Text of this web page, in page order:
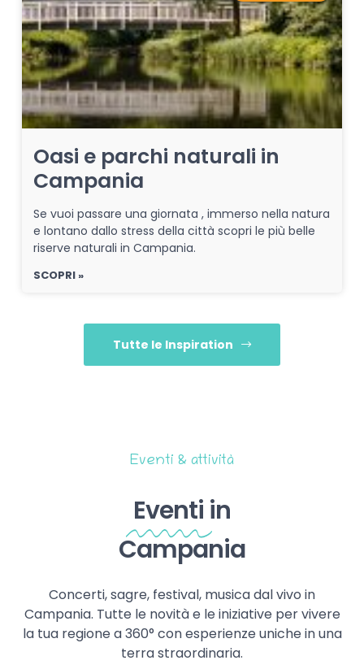
Oasi e parchi naturali in
Campania
Se vuoi passare una giornata , immerso nella natura
e lontano dallo stress della città scopri le più belle
riserve naturali in Campania.
SCOPRI »
Tutte le Inspiration
Eventi & attività
Eventi in
Campania
Concerti, sagre, festival, musica dal vivo in
Campania. Tutte le novità e le iniziative per vivere
la tua regione a 360° con esperienze uniche in una
terra straordinaria.